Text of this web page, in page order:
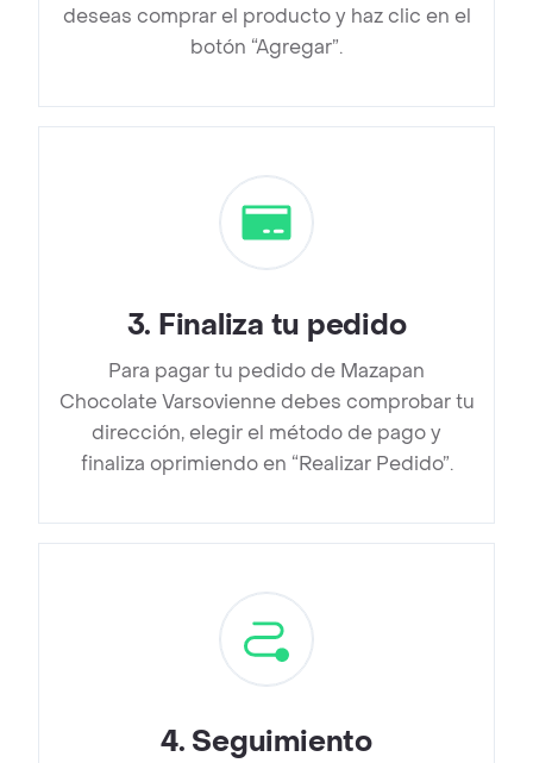
deseas comprar el producto y haz clic en el
botón “Agregar”.
3. Finaliza tu pedido
Para pagar tu pedido de Mazapan
Chocolate Varsovienne debes comprobar tu
dirección, elegir el método de pago y
finaliza oprimiendo en “Realizar Pedido”.
4. Seguimiento